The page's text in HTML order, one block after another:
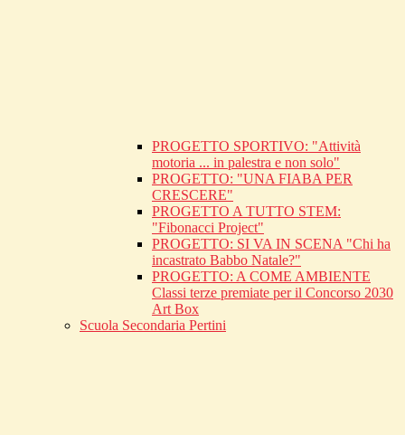
PROGETTO SPORTIVO: "Attività
motoria ... in palestra e non solo"
PROGETTO: "UNA FIABA PER
CRESCERE"
PROGETTO A TUTTO STEM:
"Fibonacci Project"
PROGETTO: SI VA IN SCENA "Chi ha
incastrato Babbo Natale?"
PROGETTO: A COME AMBIENTE
Classi terze premiate per il Concorso 2030
Art Box
Scuola Secondaria Pertini